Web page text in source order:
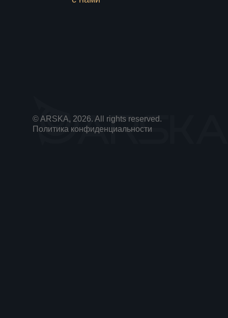
© ARSKA, 2026. All rights reserved.
Политика конфиденциальности